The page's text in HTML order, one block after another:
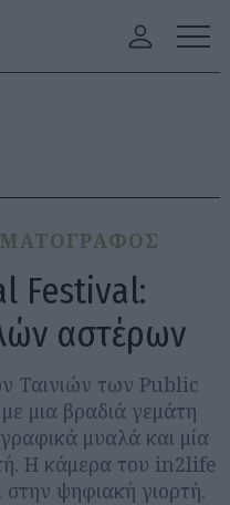
Festival:
αστέρων
Ταινιών των Public
μια βραδιά γεμάτη
μυαλά και μία
Η κάμερα του in2life
στην ψηφιακή γιορτή.